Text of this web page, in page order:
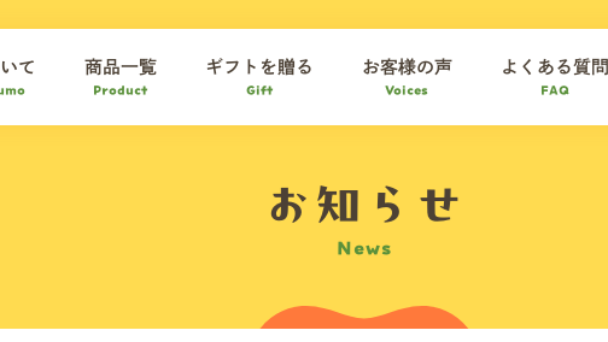
て 商品一覧
Product
ギフトを贈る
Gift
お客様の声
Voices
よくある質問
FAQ
お知らせ
News